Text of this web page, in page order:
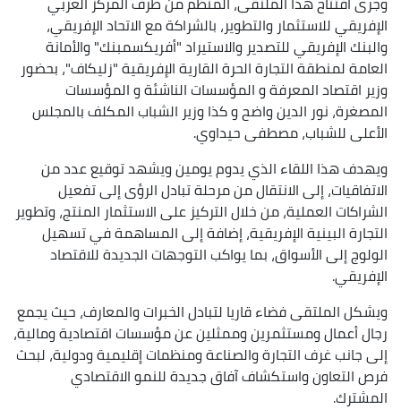
الإفريقي للاستثمار والتطوير، بالشراكة مع الاتحاد الإفريقي،
والبنك الإفريقي للتصدير والاستيراد "أفريكسمبنك" والأمانة
العامة لمنطقة التجارة الحرة القارية الإفريقية "زليكاف"، بحضور
وزير اقتصاد المعرفة و المؤسسات الناشئة و المؤسسات
المصغرة، نور الدين واضح و كذا وزير الشباب المكلف بالمجلس
الأعلى للشباب، مصطفى حيداوي.
ويهدف هذا اللقاء الذي يدوم يومين ويشهد توقيع عدد من
الاتفاقيات، إلى الانتقال من مرحلة تبادل الرؤى إلى تفعيل
الشراكات العملية، من خلال التركيز على الاستثمار المنتج، وتطوير
التجارة البينية الإفريقية، إضافة إلى المساهمة في تسهيل
الولوج إلى الأسواق، بما يواكب التوجهات الجديدة للاقتصاد
الإفريقي.
ويشكل الملتقى فضاء قاريا لتبادل الخبرات والمعارف، حيث يجمع
رجال أعمال ومستثمرين وممثلين عن مؤسسات اقتصادية ومالية،
إلى جانب غرف التجارة والصناعة ومنظمات إقليمية ودولية، لبحث
فرص التعاون واستكشاف آفاق جديدة للنمو الاقتصادي
المشترك.